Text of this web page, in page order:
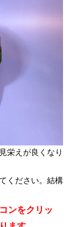
栄えが良くなり
ください。結構
ンをクリッ